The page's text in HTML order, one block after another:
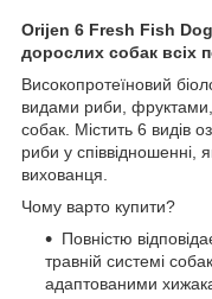
Orijen 6 Fresh Fish
дорослих собак всіх
Високопротеїновий
видами риби,
собак. Містить 6 видів
риби у співвідношенні,
вихованця.
Чому варто купити?
Повністю
травній системі
адаптованими